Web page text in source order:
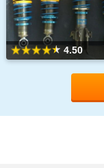
4.50